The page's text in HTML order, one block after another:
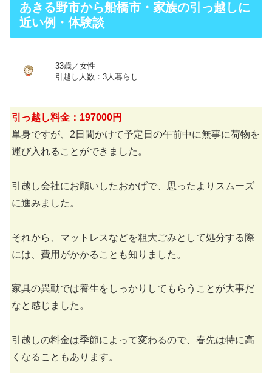
あきる野市から船橋市・家族の引っ越しに
近い例・体験談
33歳／女性
引越し人数：3人暮らし
引っ越し料金：197000円
単身ですが、2日間かけて予定日の午前中に無事に荷物を
運び入れることができました。
引越し会社にお願いしたおかげで、思ったよりスムーズ
に進みました。
それから、マットレスなどを粗大ごみとして処分する際
には、費用がかかることも知りました。
家具の異動では養生をしっかりしてもらうことが大事だ
なと感じました。
引越しの料金は季節によって変わるので、春先は特に高
くなることもあります。